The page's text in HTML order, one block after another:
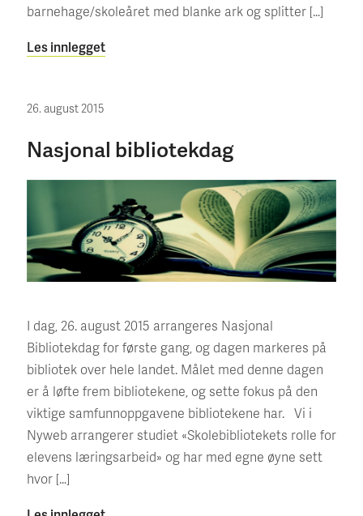
barnehage/skoleåret med blanke ark og splitter […]
Les innlegget
26. august 2015
Nasjonal bibliotekdag
I dag, 26. august 2015 arrangeres Nasjonal
Bibliotekdag for første gang, og dagen markeres på
bibliotek over hele landet. Målet med denne dagen
er å løfte frem bibliotekene, og sette fokus på den
viktige samfunnoppgavene bibliotekene har. Vi i
Nyweb arrangerer studiet «Skolebibliotekets rolle for
elevens læringsarbeid» og har med egne øyne sett
hvor […]